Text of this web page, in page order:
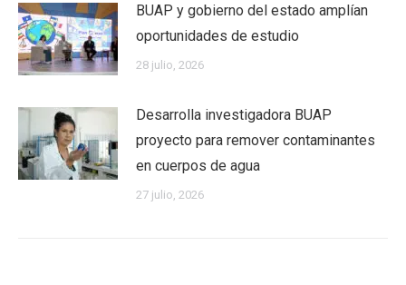
BUAP y gobierno del estado amplían
oportunidades de estudio
28 julio, 2026
Desarrolla investigadora BUAP
proyecto para remover contaminantes
en cuerpos de agua
27 julio, 2026